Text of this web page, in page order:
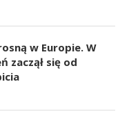
w Europie. W
zaczął się od